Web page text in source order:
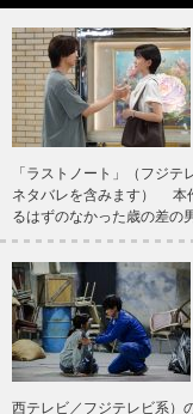
「ラストノート」（フジテ
ネタバレを含みます） 本
るはずのなかった歳の差の
西テレビ／フジテレビ系